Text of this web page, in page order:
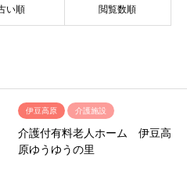
い順 閲覧数順
伊豆高原 介護施設
介護付有料老人ホーム 伊豆高
原ゆうゆうの里